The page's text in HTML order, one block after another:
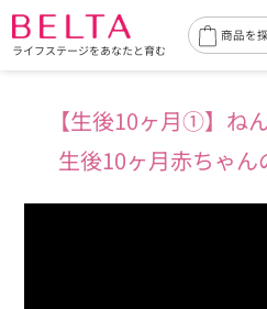
ライフステージをあなたと育む
商品を
【生後10ヶ月①】 ね
生後10ヶ月赤ちゃん